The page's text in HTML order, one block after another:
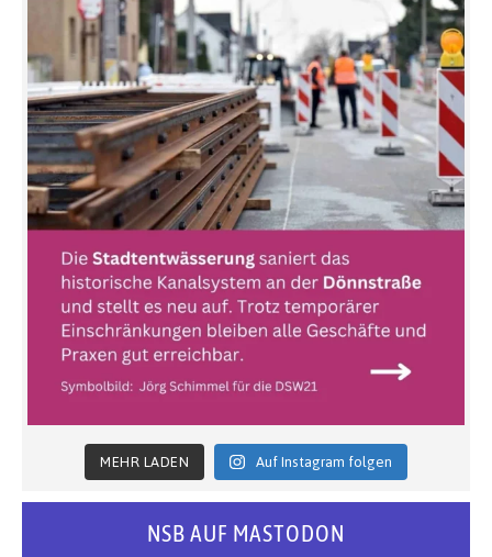
MEHR LADEN Auf Instagram folgen
NSB AUF MASTODON